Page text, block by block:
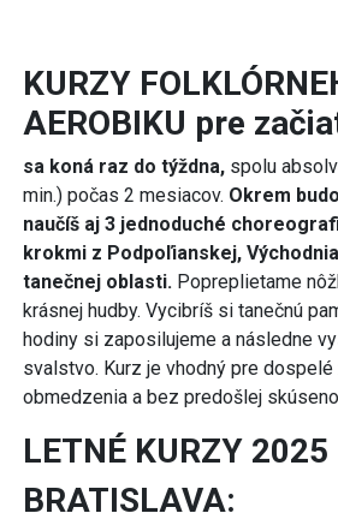
KURZY
AEROBIKU pre
sa koná raz do týždna, spolu
min.) počas 2 mesiacov. Okrem
naučíš aj 3 jednoduché
krokmi z Podpoľianskej,
tanečnej oblasti. Popreplietame
krásnej hudby. Vycibríš si tanečnú
hodiny si zaposilujeme a následne
svalstvo. Kurz je vhodný pre
obmedzenia a bez predošlej
LETNÉ KURZY 2025
BRATISLAVA: